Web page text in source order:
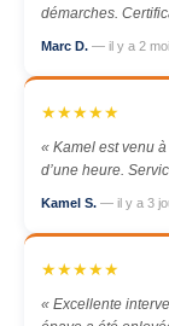
démarches.
Marc D. — il y a 2
★★★★★
« Kamel est venu
d’une heure.
Kamel S. — il y a 3
★★★★★
« Excellente